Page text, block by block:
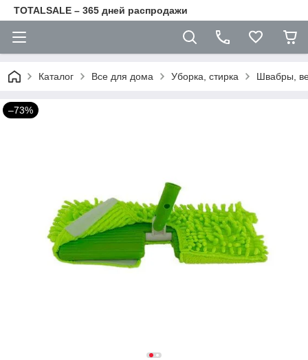
TOTALSALE – 365 дней распродажи
Каталог Все для дома Уборка, стирка Швабры,
–73%